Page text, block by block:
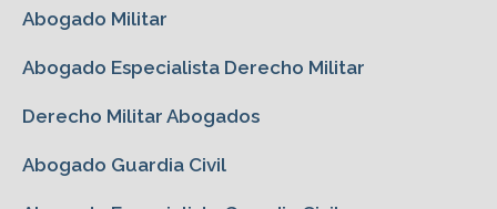
Abogado Militar
Abogado Especialista Derecho Militar
Derecho Militar Abogados
Abogado Guardia Civil